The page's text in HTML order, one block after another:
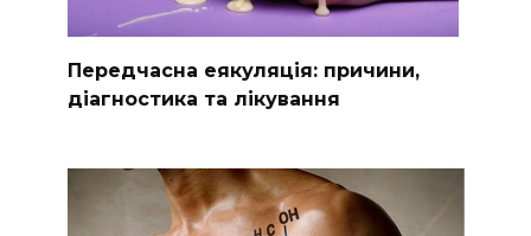
Передчасна еякуляція: причини,
діагностика та лікування